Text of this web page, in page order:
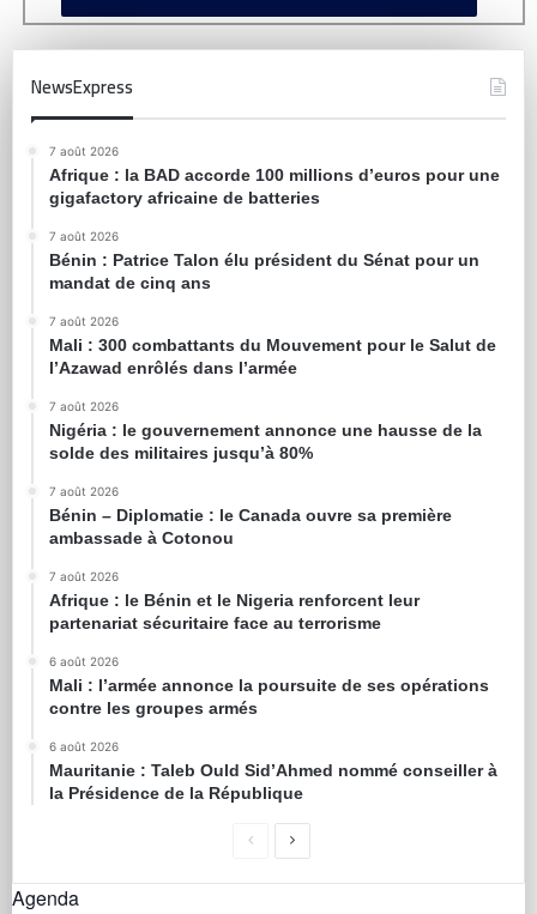
NewsExpress
7 août 2026
Afrique : la BAD accorde 100 millions d’euros pour une
gigafactory africaine de batteries
7 août 2026
Bénin : Patrice Talon élu président du Sénat pour un
mandat de cinq ans
7 août 2026
Mali : 300 combattants du Mouvement pour le Salut de
l’Azawad enrôlés dans l’armée
7 août 2026
Nigéria : le gouvernement annonce une hausse de la
solde des militaires jusqu’à 80%
7 août 2026
Bénin – Diplomatie : le Canada ouvre sa première
ambassade à Cotonou
7 août 2026
Afrique : le Bénin et le Nigeria renforcent leur
partenariat sécuritaire face au terrorisme
6 août 2026
Mali : l’armée annonce la poursuite de ses opérations
contre les groupes armés
6 août 2026
Mauritanie : Taleb Ould Sid’Ahmed nommé conseiller à
la Présidence de la République
Agenda